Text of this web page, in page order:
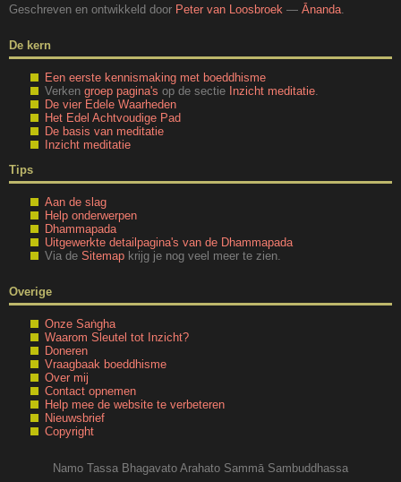
Geschreven en ontwikkeld door Peter van Loosbroek — Ānanda
De kern
Een eerste kennismaking met boeddhisme
Verken groep pagina's op de sectie Inzicht meditatie.
De vier Edele Waarheden
Het Edel Achtvoudige Pad
De basis van meditatie
Inzicht meditatie
Tips
Aan de slag
Help onderwerpen
Dhammapada
Uitgewerkte detailpagina's van de Dhammapada
Via de Sitemap krijg je nog veel meer te zien.
Overige
Onze Saṅgha
Waarom Sleutel tot Inzicht?
Doneren
Vraagbaak boeddhisme
Over mij
Contact opnemen
Help mee de website te verbeteren
Nieuwsbrief
Copyright
Namo Tassa Bhagavato Arahato Sammā Sambuddhassa